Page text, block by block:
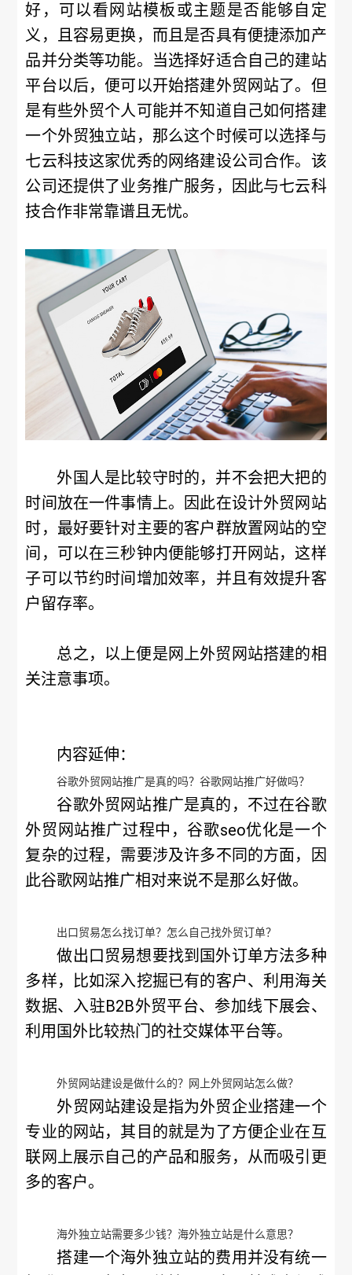
好，可以看网站模板或主题是否能够自定
义，且容易更换，而且是否具有便捷添加产
品并分类等功能。当选择好适合自己的建站
平台以后，便可以开始搭建外贸网站了。但
是有些外贸个人可能并不知道自己如何搭建
一个外贸独立站，那么这个时候可以选择与
七云科技这家优秀的网络建设公司合作。该
公司还提供了业务推广服务，因此与七云科
技合作非常靠谱且无忧。
外国人是比较守时的，并不会把大把的
时间放在一件事情上。因此在设计外贸网站
时，最好要针对主要的客户群放置网站的空
间，可以在三秒钟内便能够打开网站，这样
子可以节约时间增加效率，并且有效提升客
户留存率。
总之，以上便是网上外贸网站搭建的相
关注意事项。
内容延伸：
谷歌外贸网站推广是真的吗？谷歌网站推广好做吗？
谷歌外贸网站推广是真的，不过在谷歌
外贸网站推广过程中，谷歌seo优化是一个
复杂的过程，需要涉及许多不同的方面，因
此谷歌网站推广相对来说不是那么好做。
出口贸易怎么找订单？怎么自己找外贸订单？
做出口贸易想要找到国外订单方法多种
多样，比如深入挖掘已有的客户、利用海关
数据、入驻B2B外贸平台、参加线下展会、
利用国外比较热门的社交媒体平台等。
外贸网站建设是做什么的？网上外贸网站怎么做？
外贸网站建设是指为外贸企业搭建一个
专业的网站，其目的就是为了方便企业在互
联网上展示自己的产品和服务，从而吸引更
多的客户。
海外独立站需要多少钱？海外独立站是什么意思？
搭建一个海外独立站的费用并没有统一